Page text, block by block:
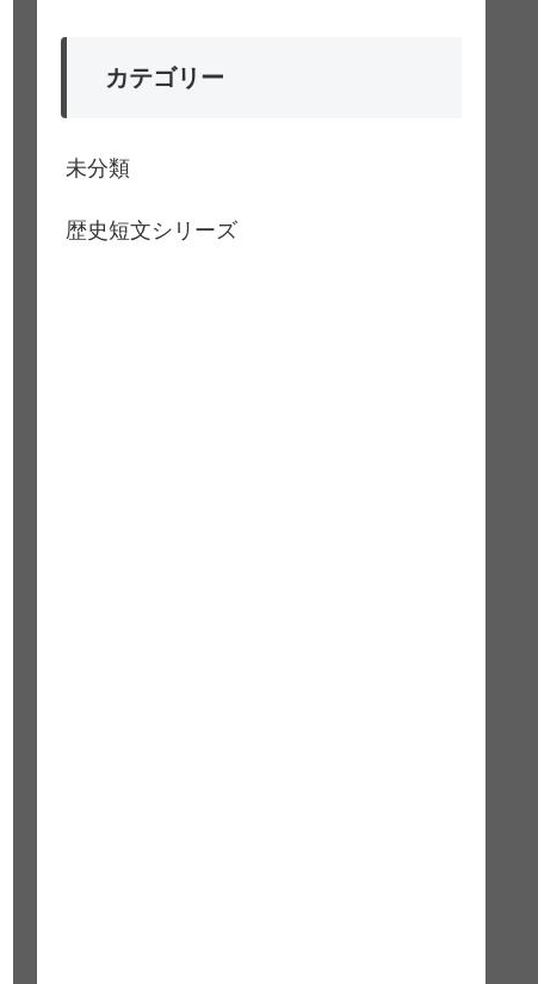
カテゴリー
未分類
歴史短文シリーズ